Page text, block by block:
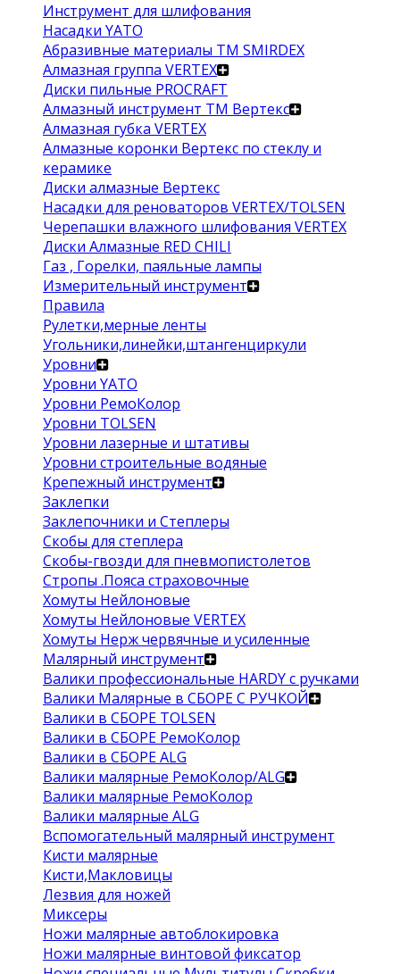
Инструмент для шлифования
Насадки YATO
Абразивные материалы ТМ SMIRDEX
Алмазная группа VERTEX
Диски пильные PROCRAFT
Алмазный инструмент ТМ Вертекс
Алмазная губка VERTEX
Алмазные коронки Вертекс по стеклу и
керамике
Диски алмазные Вертекс
Насадки для реноваторов VERTEX/TOLSEN
Черепашки влажного шлифования VERTEX
Диски Алмазные RED CHILI
Газ , Горелки, паяльные лампы
Измерительный инструмент
Правила
Рулетки,мерные ленты
Угольники,линейки,штангенциркули
Уровни
Уровни YATO
Уровни РемоКолор
Уровни TOLSEN
Уровни лазерные и штативы
Уровни строительные водяные
Крепежный инструмент
Заклепки
Заклепочники и Степлеры
Скобы для степлера
Скобы-гвозди для пневмопистолетов
Стропы .Пояса страховочные
Хомуты Нейлоновые
Хомуты Нейлоновые VERTEX
Хомуты Нерж червячные и усиленные
Малярный инструмент
Валики профессиональные HARDY с ручками
Валики Малярные в СБОРЕ С РУЧКОЙ
Валики в СБОРЕ TOLSEN
Валики в СБОРЕ РемоКолор
Валики в СБОРЕ ALG
Валики малярные РемоКолор/ALG
Валики малярные РемоКолор
Валики малярные ALG
Вспомогательный малярный инструмент
Кисти малярные
Кисти,Макловицы
Лезвия для ножей
Миксеры
Ножи малярные автоблокировка
Ножи малярные винтовой фиксатор